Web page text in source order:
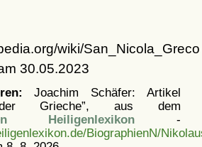
wiki/San_Nicola_Greco
30.05.2023
Joachim Schäfer: Artikel
Grieche”, aus dem
Heiligenlexikon -
BiographienN/